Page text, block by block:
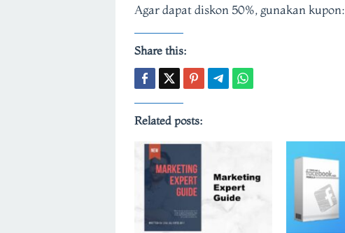
Agar dapat diskon 50%, gunakan kupon:
Share this:
Related posts: